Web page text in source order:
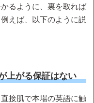
るように、裏を取れば
えば、以下のように説
上がる保証はない
接肌で本場の英語に触